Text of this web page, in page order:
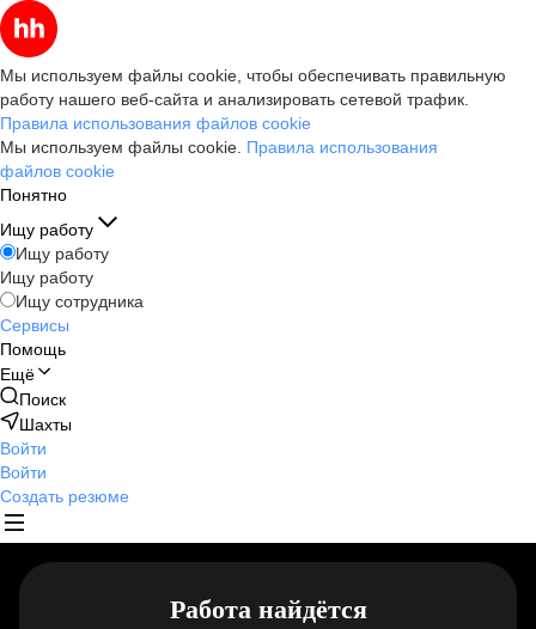
Мы используем файлы cookie, чтобы обеспечивать правильную
работу нашего веб-сайта и анализировать сетевой трафик.
Правила использования файлов cookie
Мы используем файлы cookie. Правила использования
файлов cookie
Понятно
Ищу работу
Ищу работу
Ищу работу
Ищу сотрудника
Сервисы
Помощь
Ещё
Поиск
Шахты
Войти
Войти
Создать резюме
Работа найдётся